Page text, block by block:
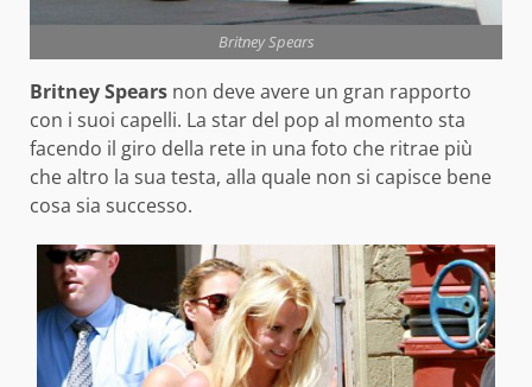
Britney Spears
Britney Spears non deve avere un gran rapporto
con i suoi capelli. La star del pop al momento sta
facendo il giro della rete in una foto che ritrae più
che altro la sua testa, alla quale non si capisce bene
cosa sia successo.